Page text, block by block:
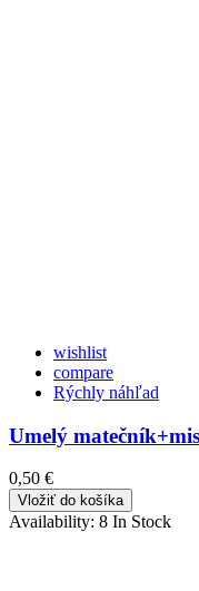
wishlist
compare
Rýchly náhľad
Umelý
0,50 €
Vložiť do košíka
Availability: 8 In Stock